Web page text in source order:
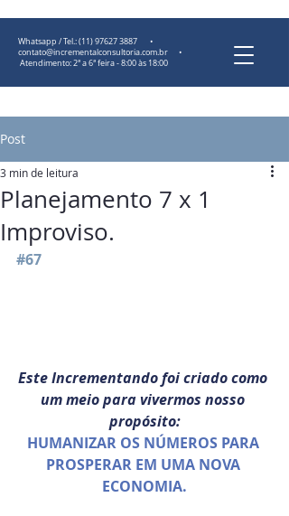
Whatsapp / Tel.:(11) 97627 3887 •
contato@incrementalconsultoria.com.br •
Atendimento: 2ª a 6ª feira - 8:00 às 18:00
Post
Planejamento 7 x 1
Improviso.
3 min de leitura
#67
Este Incrementando foi criado como
um meio para vivermos nosso
propósito:
HUMANIZAR OS NÚMEROS PARA
PROSPERAR EM UMA NOVA
ECONOMIA.